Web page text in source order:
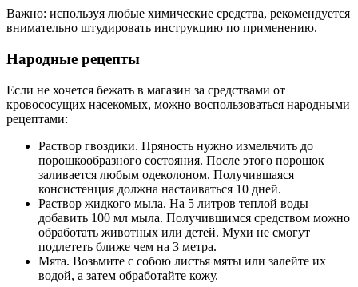
Важно: используя любые химические средства, рекомендуется
внимательно штудировать инструкцию по применению.
Народные рецепты
Если не хочется бежать в магазин за средствами от
кровососущих насекомых, можно воспользоваться народными
рецептами:
Раствор гвоздики. Пряность нужно измельчить до
порошкообразного состояния. После этого порошок
заливается любым одеколоном. Получившаяся
консистенция должна настаиваться 10 дней.
Раствор жидкого мыла. На 5 литров теплой воды
добавить 100 мл мыла. Получившимся средством можно
обработать животных или детей. Мухи не смогут
подлететь ближе чем на 3 метра.
Мята. Возьмите с собою листья мяты или залейте их
водой, а затем обработайте кожу.